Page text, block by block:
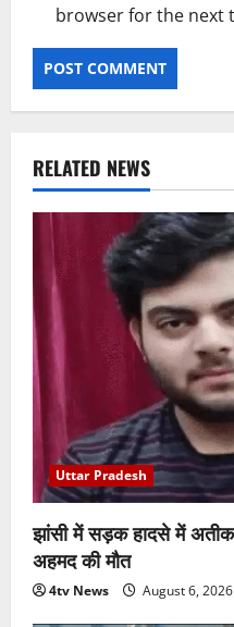
browser for the next
RELATED NEWS
Uttar Pradesh
झांसी में सड़क हादसे में
अहमद की मौत
4tv News August 6, 2026